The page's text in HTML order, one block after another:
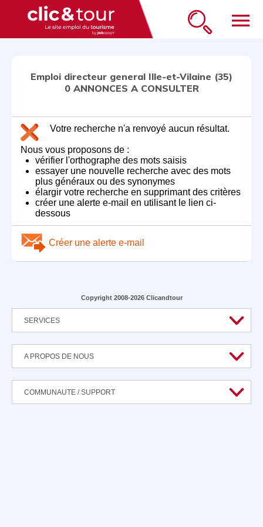
menu
Emploi directeur general Ille-et-Vilaine (35)
0 ANNONCES A CONSULTER
Votre recherche n'a renvoyé aucun résultat.
Nous vous proposons de :
vérifier l'orthographe des mots saisis
essayer une nouvelle recherche avec des mots
plus généraux ou des synonymes
élargir votre recherche en supprimant des critères
créer une alerte e-mail en utilisant le lien ci-
dessous
Créer une alerte e-mail
Copyright 2008-2026 Clicandtour
SERVICES
A PROPOS DE NOUS
COMMUNAUTE / SUPPORT